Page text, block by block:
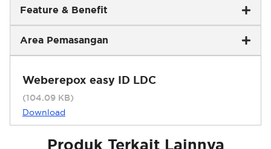
Feature & Benefit
Area Pemasangan
Weberepox easy ID LDC
(104.09 KB)
Download
Produk Terkait Lainnya